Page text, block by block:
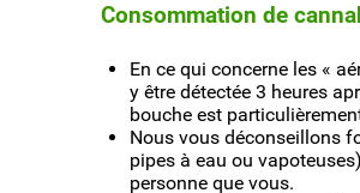
Consommation de
En ce qui concerne les «
y être détectée 3 heures
bouche est
Nous vous déconseillons
pipes à eau ou
personne que vous.